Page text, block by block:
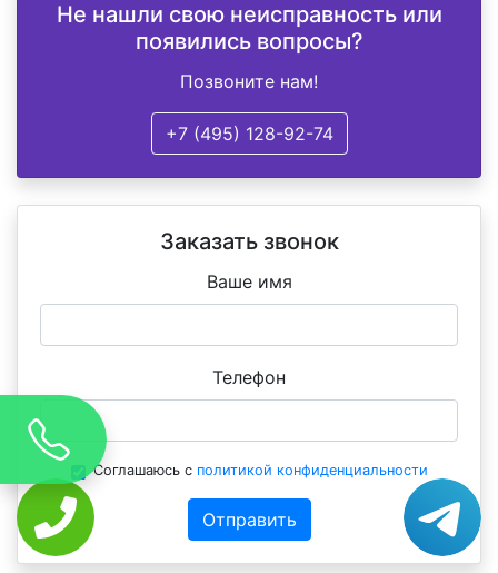
Не нашли свою неисправность или
появились вопросы?
Позвоните нам!
+7 (495) 128-92-74
Заказать звонок
Ваше имя
Телефон
Соглашаюсь с политикой конфиденциальности
Отправить